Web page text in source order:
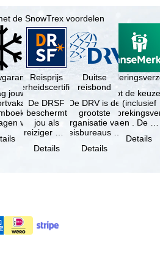
de SnowTrex voordelen
jouw
voor
Reisprijs
zekerheidscertificaat
De DRSF
beschermt
jou als
reiziger met
pakketreis
Details
Duitse
reisbond
De DRV is de
grootste
organisatie van
reisbureaus en
in Duitsland. …
Details
Je hebt de
(inclusief
en . De …
Details